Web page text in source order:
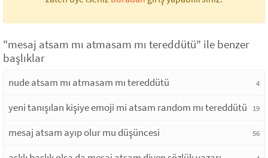
"mesaj atsam mı atmasam mı tereddütü" ile benzer
başlıklar
nude atsam mı atmasam mı tereddütü 4
yeni tanışılan kişiye emoji mi atsam random mı tereddütü 19
mesaj atsam ayıp olur mu düşüncesi 56